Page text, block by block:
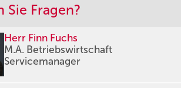
Sie Fragen?
Herr Finn Fuchs
M.A. Betriebswirtschaft
Servicemanager